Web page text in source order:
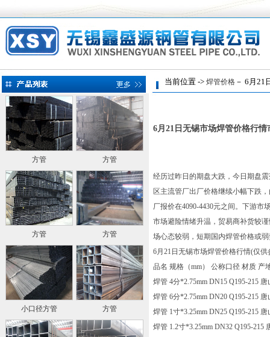
方管 方管
方管 方管
小口径方管 方管
当前位置 -> 焊管价格 － 6月21
6月21日无锡市场焊管价格行情
经历过昨日的期盘大跌，今日期盘
区主流管厂出厂价格继续小幅下跌
厂报价在4090-4430元之间。下游
市场避险情绪升温，贸易商补货较
场心态较弱，短期国内焊管价格或
6月21日无锡市场焊管价格行情(仅
品名 规格（mm） 公称口径 材质 产
焊管 4分*2.75mm DN15 Q195-215
焊管 6分*2.75mm DN20 Q195-215
焊管 1寸*3.25mm DN25 Q195-215
焊管 1.2寸*3.25mm DN32 Q195-215